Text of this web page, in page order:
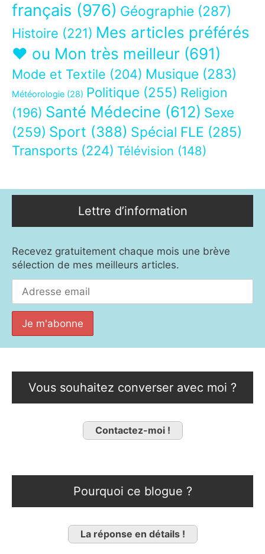
français (976) Géographie (287)
Histoire (221) Mes articles préférés
❤ ou Mon très meilleur (691)
Mode et Textile (204) Musique (283)
Météorologie (28) Politique (255) Religion
(196) Santé Médecine (612) Sexe
(259) Sport (388) Spécial FLE (285)
Transports (224) Télévision (148)
Lettre d’information
Recevez gratuitement chaque mois une brève
sélection de mes meilleurs articles.
Vous souhaitez converser avec moi ?
Contactez-moi !
Pourquoi ce blogue ?
La réponse en détails !